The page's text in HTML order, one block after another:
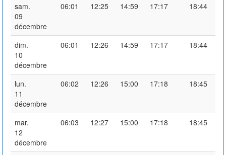
sam.
09
décembre
06:01 12:25 14:59 17:17 18:44
dim.
10
décembre
06:01 12:26 14:59 17:17 18:44
lun.
11
décembre
06:02 12:26 15:00 17:18 18:45
mar.
12
décembre
06:03 12:27 15:00 17:18 18:45